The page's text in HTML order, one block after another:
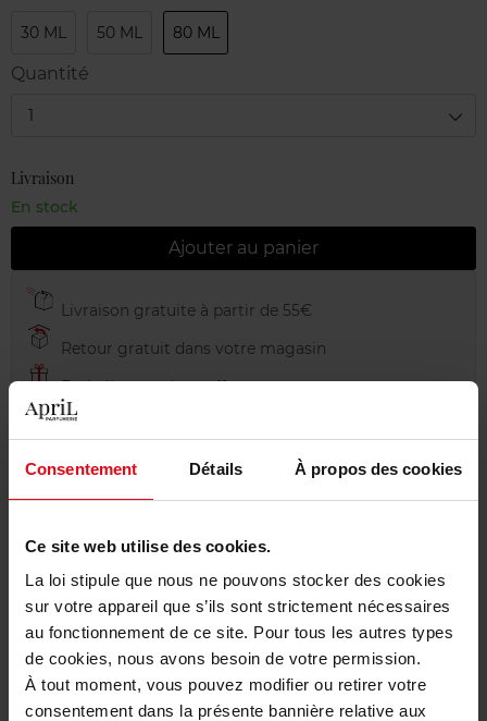
Consentement Détails À propos des cookies
Ce site web utilise des cookies.
La loi stipule que nous ne pouvons stocker des cookies
sur votre appareil que s’ils sont strictement nécessaires
au fonctionnement de ce site. Pour tous les autres types
de cookies, nous avons besoin de votre permission.
À tout moment, vous pouvez modifier ou retirer votre
consentement dans la présente bannière relative aux
30 ML 50 ML 80 ML
Quantité
1
Livraison
En stock
Ajouter au panier
Livraison gratuite à partir de 55€
Retour gratuit dans votre magasin
Emballage cadeau offert
Conseil d'utilisation
Caractéristiques